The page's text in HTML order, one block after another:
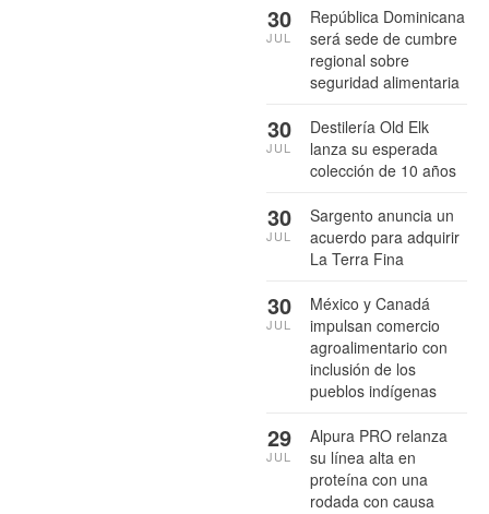
República Dominicana
será sede de cumbre
regional sobre
seguridad alimentaria
30
JUL
Destilería Old Elk
lanza su esperada
colección de 10 años
30
JUL
Sargento anuncia un
acuerdo para adquirir
La Terra Fina
30
JUL
México y Canadá
impulsan comercio
agroalimentario con
inclusión de los
pueblos indígenas
30
JUL
Alpura PRO relanza
su línea alta en
proteína con una
rodada con causa
29
JUL